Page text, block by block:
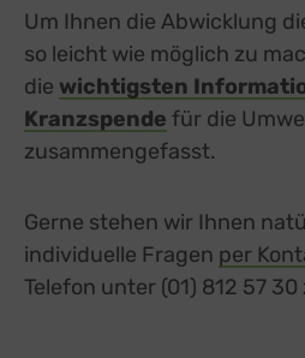
Um Ihnen die Abwicklung
so leicht wie möglich zu
die wichtigsten
Kranzspende für die
zusammengefasst.
Gerne stehen wir Ihnen
individuelle Fragen per
Telefon unter (01) 812 57